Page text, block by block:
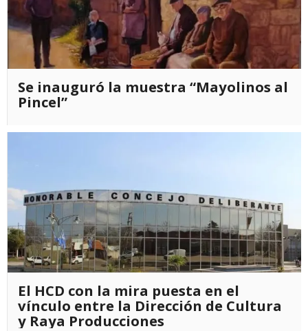
Se inauguró la muestra “Mayolinos al
Pincel”
El HCD con la mira puesta en el
vínculo entre la Dirección de Cultura
y Raya Producciones